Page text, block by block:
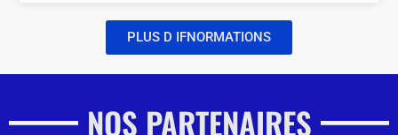
PLUS D IFNORMATIONS
NOS PARTENAIRES